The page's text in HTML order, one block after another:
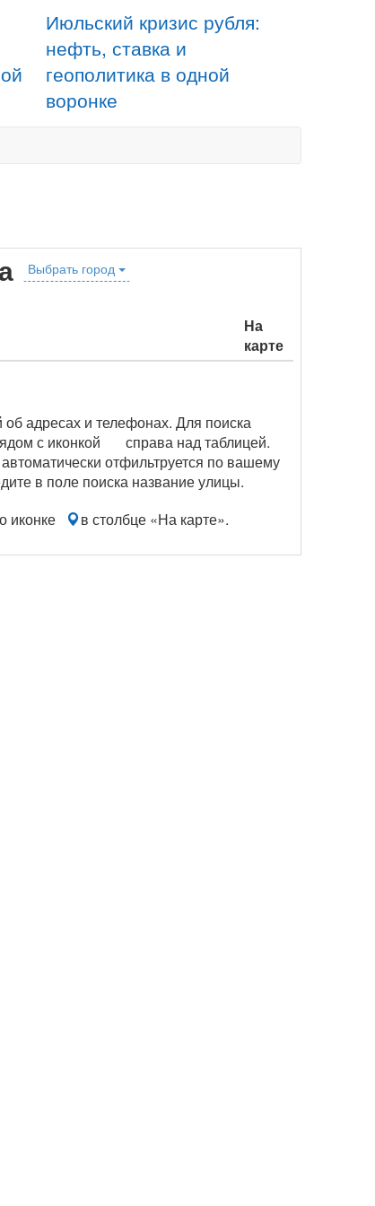
Июльский кризис рубля:
нефть, ставка и
геополитика в одной
воронке
Выбрать город
На
карте
адресах и телефонах. Для поиска
с иконкой
справа над таблицей.
отфильтруется по вашему
в поле поиска название улицы.
иконке
в столбце «На карте».